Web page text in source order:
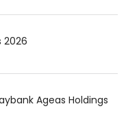
2026
Ageas Holdings